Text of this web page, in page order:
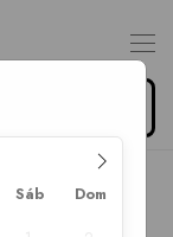
con tu
Sáb Dom